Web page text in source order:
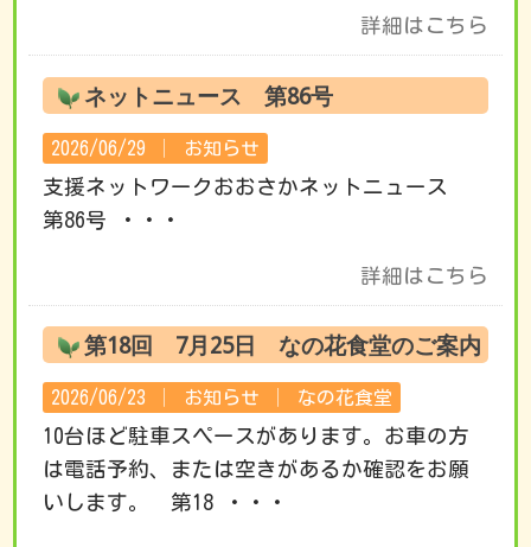
詳細はこちら
ネットニュース 第86号
2026/06/29 │ お知らせ
支援ネットワークおおさかネットニュース
第86号 ・・・
詳細はこちら
第18回 7月25日 なの花食堂のご案内
2026/06/23 │ お知らせ なの花食堂
10台ほど駐車スペースがあります。お車の方
は電話予約、または空きがあるか確認をお願
いします。 第18 ・・・